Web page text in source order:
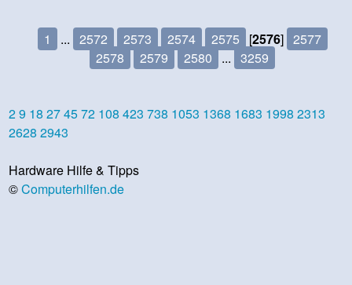
1 ... 2572 2573 2574 2575 [2576] 2577
2578
2579 2580 ... 3259
29 18 274572 108 423 738 1053 1368 1683 1998 2313
2628 2943
Hardware Hilfe & Tipps
©Computerhilfen.de